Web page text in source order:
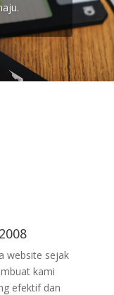
website sejak
kami
efektif dan